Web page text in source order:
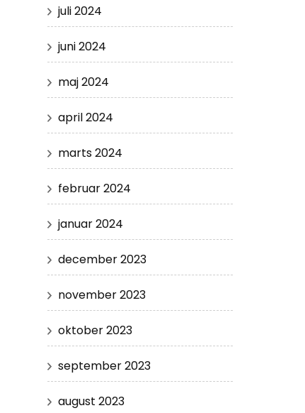
juli 2024
juni 2024
maj 2024
april 2024
marts 2024
februar 2024
januar 2024
december 2023
november 2023
oktober 2023
september 2023
august 2023